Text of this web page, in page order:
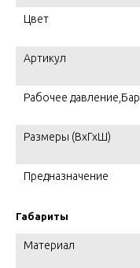
Цвет
Артикул
Рабочее давление,Бар
Размеры (ВхГхШ)
Предназначение
Габариты
Материал